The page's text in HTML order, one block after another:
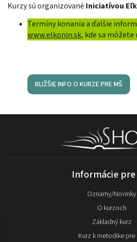
Kurzy sú organizované Iniciatívou
Termíny konania a ďalšie
www.elkonin.sk, kde sa
BLIŽŠIE INFO O KURZE PRE MŠ
Informácie pre
Oznamy/Novinky
O kurzoch
Základný kurz
Kurz k metodike pre